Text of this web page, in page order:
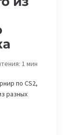
1мин
по CS2,
разных